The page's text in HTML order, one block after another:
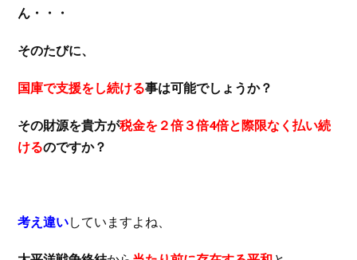
ん・・・
そのたびに、
国庫で支援をし続ける事は可能でしょうか？
その財源を貴方が税金を２倍３倍4倍と際限なく払い続
けるのですか？
考え違いしていますよね、